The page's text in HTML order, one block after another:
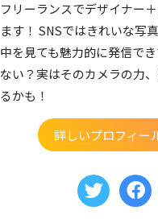
フリーランスでデザイナー
ます！ SNSではきれいな写
中を見ても魅力的に発信で
ない？実はそのカメラの力
るかも！
詳しいプロフィー